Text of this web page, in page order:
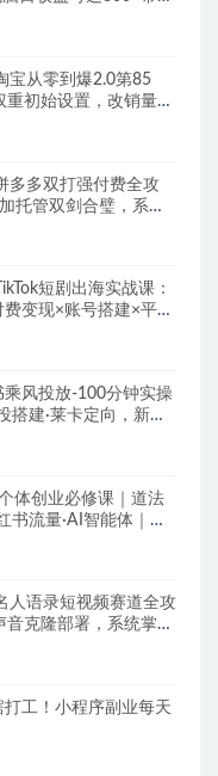
宝从零到爆2.0第85
初始设置，改销量评
多多双打强付费全攻
托管双剑合璧，系统
短剧出海实战课：
变现×账号搭建×平台
乘风投放-100分钟实操
搭建·莱卡定向，新店
体创业必修课｜道法
书流量·AI智能体｜低
人语录短视频赛道全攻
克隆部署，系统掌握
打工！小程序副业每天